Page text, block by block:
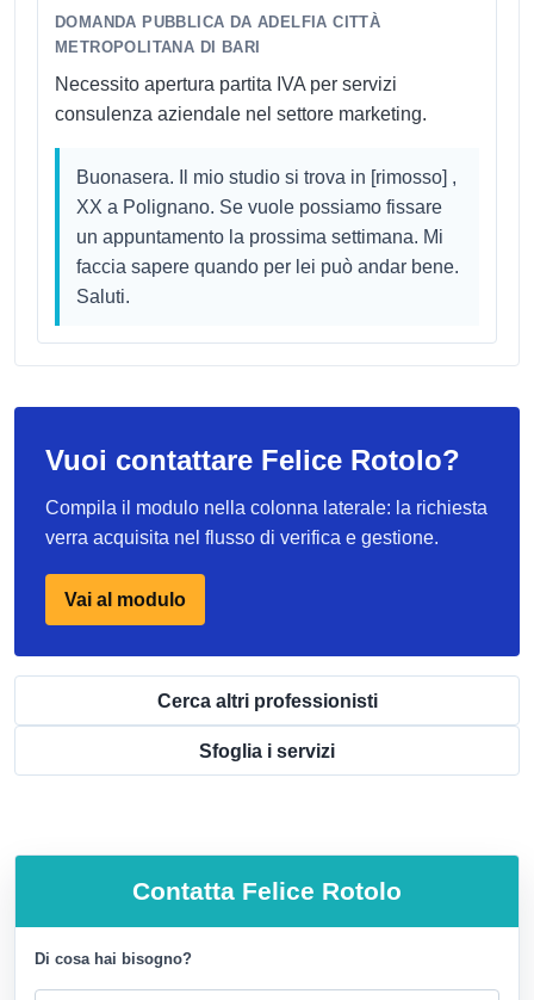
DOMANDA PUBBLICA DA ADELFIA CITTÀ
METROPOLITANA DI BARI
Necessito apertura partita IVA per servizi
consulenza aziendale nel settore marketing.
Buonasera. Il mio studio si trova in [rimosso] ,
XX a Polignano. Se vuole possiamo fissare
un appuntamento la prossima settimana. Mi
faccia sapere quando per lei può andar bene.
Saluti.
Vuoi contattare Felice Rotolo?
Compila il modulo nella colonna laterale: la richiesta
verra acquisita nel flusso di verifica e gestione.
Vai al modulo
Cerca altri professionisti
Sfoglia i servizi
Contatta Felice Rotolo
Di cosa hai bisogno?